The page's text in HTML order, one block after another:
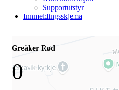
Supportutstyr
Innmeldingsskjema
Greåker Rød
0